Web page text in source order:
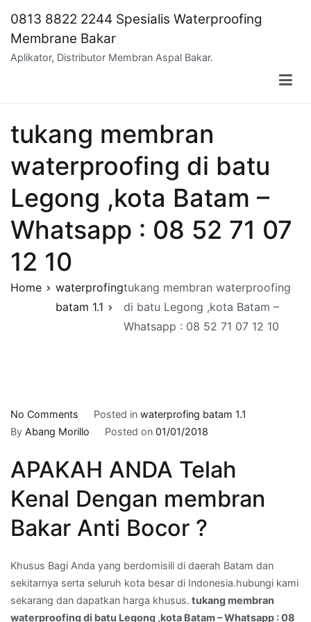
content
0813 8822 2244 Spesialis Waterproofing
Membrane Bakar
Aplikator, Distributor Membran Aspal Bakar.
tukang membran
waterproofing di batu
Legong ,kota Batam –
Whatsapp : 08 52 71 07
12 10
Home
waterprofing
batam 1.1
tukang membran waterproofing
di batu Legong ,kota Batam –
Whatsapp : 08 52 71 07 12 10
No Comments
tukang
waterproofing
batu
Legong
,kota
–
Whatsapp
:
Posted in waterprofing batam 1.1
By Abang Morillo Posted on 01/01/2018
APAKAH ANDA Telah
Kenal Dengan membran
Bakar Anti Bocor ?
Khusus Bagi Anda yang berdomisili di daerah Batam dan
sekitarnya serta seluruh kota besar di Indonesia.hubungi kami
sekarang dan dapatkan harga khusus. tukang membran
waterproofing di batu Legong ,kota Batam – Whatsapp : 08